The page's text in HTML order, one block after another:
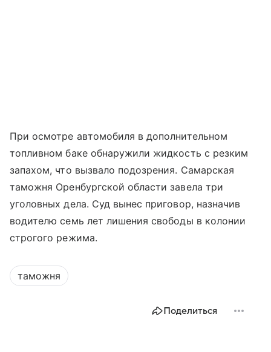
При осмотре автомобиля в дополнительном
топливном баке обнаружили жидкость с резким
запахом, что вызвало подозрения. Самарская
таможня Оренбургской области завела три
уголовных дела. Суд вынес приговор, назначив
водителю семь лет лишения свободы в колонии
строгого режима.
таможня
Поделиться